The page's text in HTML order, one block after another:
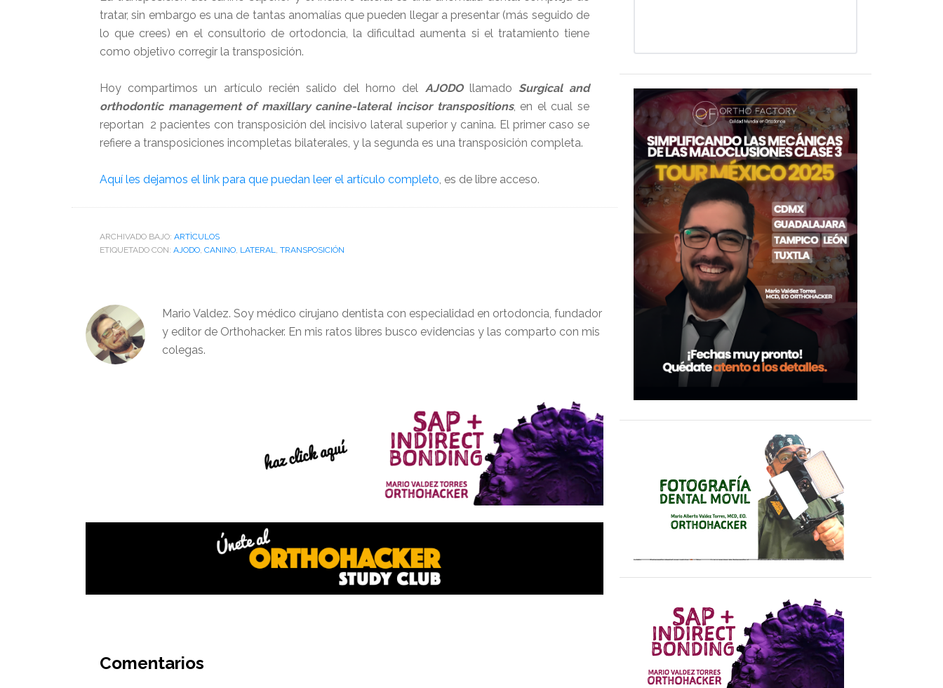
tratar, sin embargo es una de tantas anomalías que pueden llegar a presentar (más seguido de
lo que crees) en el consultorio de ortodoncia, la dificultad aumenta si el tratamiento tiene
como objetivo corregir la transposición.
Hoy compartimos un artículo recién salido del horno del AJODOllamado Surgical and
orthodontic management of maxillary canine-lateral incisor transpositions, en el cual se
reportan 2 pacientes con transposición del incisivo lateral superior y canina. El primer caso se
refiere a transposiciones incompletas bilaterales, y la segunda es una transposición completa.
Aquí les dejamos el link para que puedan leer el artículo completo, es de libre acceso.
ARCHIVADO BAJO: ARTÌCULOS
ETIQUETADO CON: AJODO, CANINO, LATERAL, TRANSPOSICIÓN
Mario Valdez. Soy médico cirujano dentista con especialidad en ortodoncia, fundador
y editor de Orthohacker. En mis ratos libres busco evidencias y las comparto con mis
colegas.
delComentarios